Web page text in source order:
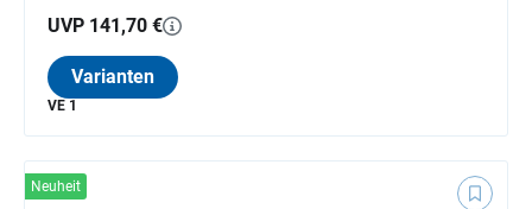
UVP 141,70 €
Varianten
VE 1
Neuheit